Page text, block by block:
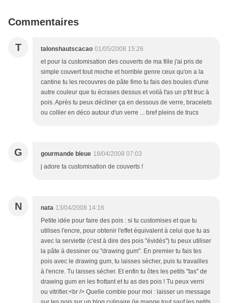
Commentaires
T talonshautscacao 01/05/2008 15:26
et pour la customisation des couverts de ma fille j'ai pris de
simple couvert tout moche et horrible genre ceux qu'on a la
cantine tu les recouvres de pâte fimo tu fais des boules d'une
autre couleur que tu écrases dessus et voilà t'as un p'tit truc à
pois. Après tu peux décliner ça en dessous de verre, bracelets
ou collier en déco autour d'un verre ... bref pleins de trucs
G gourmande bleue 18/04/2008 07:03
j adore ta customisation de couverts !
N nata 13/04/2008 14:16
Petite idée pour faire des pois : si tu customises et que tu
utilises l'encre, pour obtenir l'effet équivalent à celui que tu as
avec la serviette (c'est à dire des pois "évidés") tu peux utiliser
la pâte à dessiner ou "drawing gum". En premier tu fais tes
pois avec le drawing gum, tu laisses sécher, puis tu travailles
à l'encre. Tu laisses sécher. Et enfin tu ôtes les petits "tas" de
drawing gum en les frottant et tu as des pois ! Tu peux verni
ou vitrifier.<br /> Quelle comble pour moi : laisser un message